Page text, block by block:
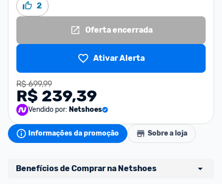
2
Oferta encerrada
Ativar Alerta
R$ 699,99
R$ 239,39
Vendido por: Netshoes
Informações da promoção Sobre a loja
Benefícios de Comprar na Netshoes